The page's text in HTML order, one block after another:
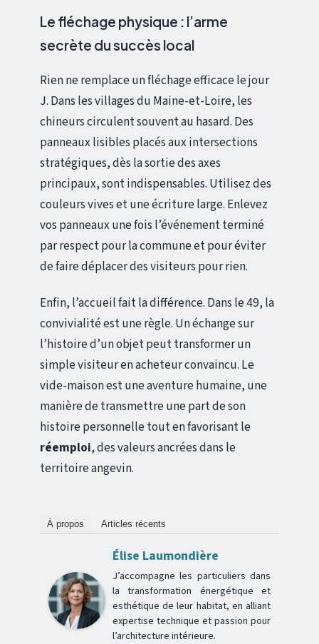
Le fléchage physique : l’arme
secrète du succès local
Rien ne remplace un fléchage efficace le jour
J. Dans les villages du Maine-et-Loire, les
chineurs circulent souvent au hasard. Des
panneaux lisibles placés aux intersections
stratégiques, dès la sortie des axes
principaux, sont indispensables. Utilisez des
couleurs vives et une écriture large. Enlevez
vos panneaux une fois l’événement terminé
par respect pour la commune et pour éviter
de faire déplacer des visiteurs pour rien.
Enfin, l’accueil fait la différence. Dans le 49, la
convivialité est une règle. Un échange sur
l’histoire d’un objet peut transformer un
simple visiteur en acheteur convaincu. Le
vide-maison est une aventure humaine, une
manière de transmettre une part de son
histoire personnelle tout en favorisant le
réemploi, des valeurs ancrées dans le
territoire angevin.
À propos Articles récents
Élise Laumondière
J’accompagne les particuliers dans
la transformation énergétique et
esthétique de leur habitat, en alliant
expertise technique et passion pour
l’architecture intérieure.